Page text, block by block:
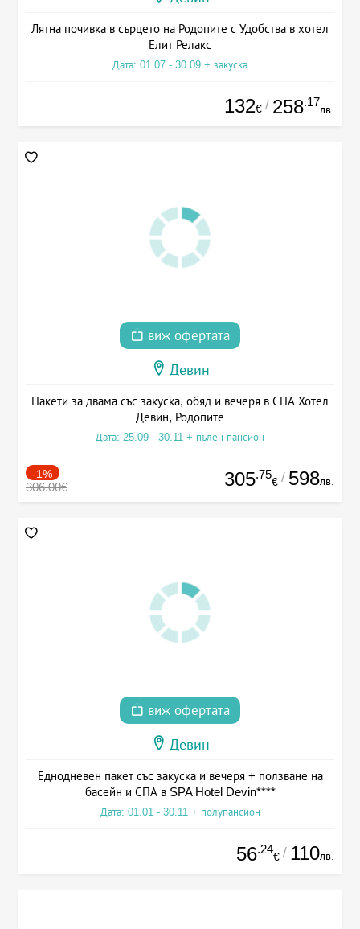
Лятна почивка в сърцето на Родопите с Удобства в хотел
Елит Релакс
Дата: 01.07 - 30.09 + закуска
132€ / 258.17
лв.
виж офертата
Девин
Пакети за двама със закуска, обяд и вечеря в СПА Хотел
Девин, Родопите
Дата: 25.09 - 30.11 + пълен пансион
-1%
306.00€ 305.75
€ / 598лв.
виж офертата
Девин
Еднодневен пакет със закуска и вечеря + ползване на
басейн и СПА в SPA Hotel Devin****
Дата: 01.01 - 30.11 + полупансион
56.24
€ / 110лв.